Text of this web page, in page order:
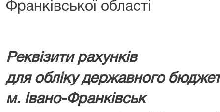
Франківської області
Реквізити рахунків
для обліку державного
м. Івано-Франківськ